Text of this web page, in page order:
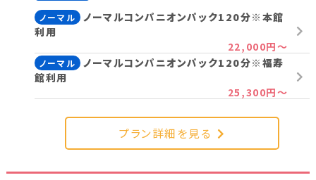
ノーマル
ノーマルコンパニオンパック120分※本館
利用
22,000円～
ノーマル
ノーマルコンパニオンパック120分※福寿
館利用
25,300円～
プラン詳細を見る